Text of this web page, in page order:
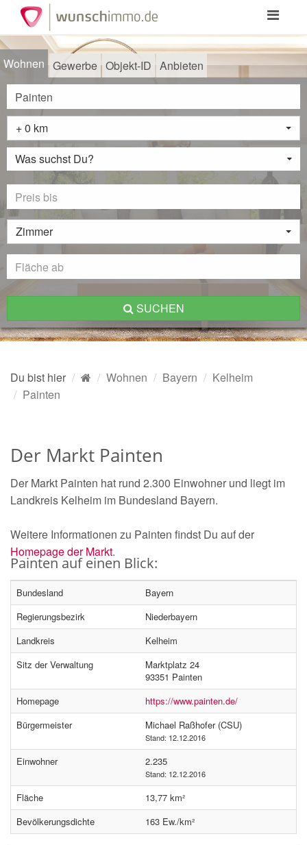
Toggle
Wohnen Gewerbe Objekt-ID Anbieten
+ 0 km
Was suchst Du?
Zimmer
SUCHEN
Du bist hier Wohnen Bayern
Kelheim
Painten
Der Markt Painten
Der Markt Painten hat rund 2.300 Einwohner und liegt im
Landkreis Kelheim im Bundesland Bayern.
Weitere Informationen zu Painten findst Du auf der
Homepage der Markt.
Painten auf einen Blick:
Bundesland
Bayern
Regierungsbezirk
Niederbayern
Landkreis
Kelheim
Sitz der Verwaltung
Marktplatz 24
93351 Painten
Homepage
https://www.painten.de/
Bürgermeister
Michael Raßhofer (CSU)
Stand: 12.12.2016
Einwohner 2.235
Stand: 12.12.2016
Fläche
13,77 km²
Bevölkerungsdichte
163 Ew./km²